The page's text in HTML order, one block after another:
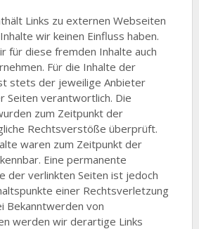
Links zu externen Webseiten
wir keinen Einfluss haben.
für diese fremden Inhalte auch
Für die Inhalte der
stets der jeweilige Anbieter
Seiten verantwortlich. Die
zum Zeitpunkt der
Rechtsverstöße überprüft.
waren zum Zeitpunkt der
Eine permanente
der verlinkten Seiten ist jedoch
einer Rechtsverletzung
Bekanntwerden von
werden wir derartige Links